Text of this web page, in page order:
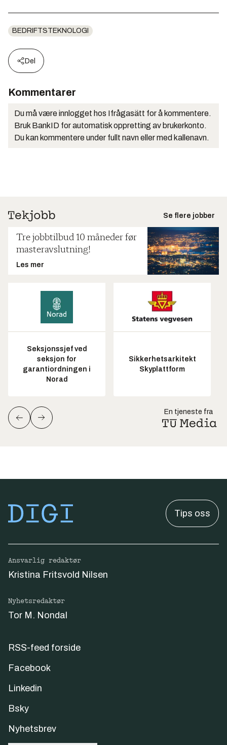
BEDRIFTSTEKNOLOGI
Del
Kommentarer
Du må være innlogget hos Ifrågasätt for å kommentere.
Bruk BankID for automatisk oppretting av brukerkonto.
Du kan kommentere under fullt navn eller med kallenavn.
Se flere jobber
Tre jobbtilbud 10 måneder før
masteravslutning!
Les mer
Seksjonssjef ved
seksjon for
garantiordningen i
Norad
Sikkerhetsarkitekt
Skyplattform
En tjeneste fra
Tips oss
Ansvarlig redaktør
Kristina Fritsvold Nilsen
Nyhetsredaktør
Tor M. Nondal
RSS-feed forside
Facebook
Linkedin
Bsky
Nyhetsbrev